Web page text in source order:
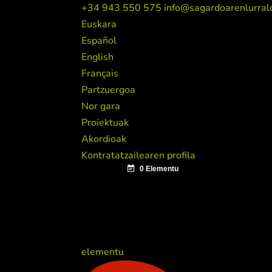
+34 943 550 575
Euskara
Español
English
Français
Partzuergoa
Nor gara
Proiektuak
Akordioak
Kontratatzailearen profila
elementu